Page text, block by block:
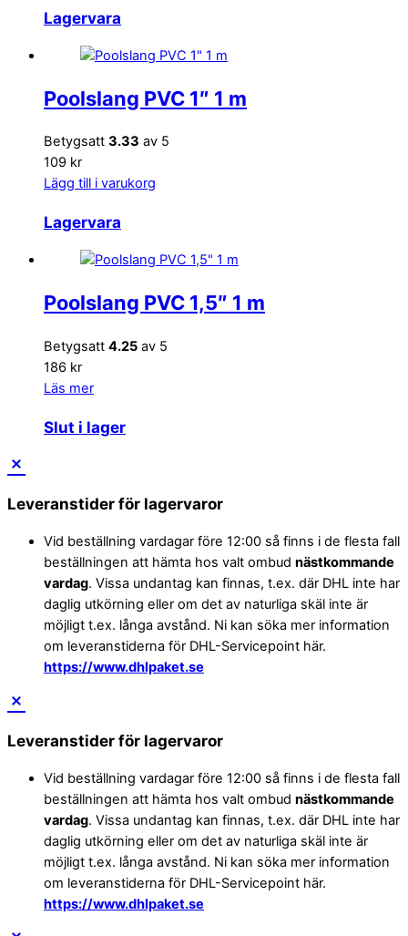
Lagervara
Poolslang PVC 1″ 1 m
Betygsatt 3.33 av 5
109 kr
Lägg till i varukorg
Lagervara
Poolslang PVC 1,5″ 1 m
Betygsatt 4.25 av 5
186 kr
Läs mer
Slut i lager
Leveranstider för lagervaror
Vid beställning vardagar före 12:00 så finns i de flesta fall
beställningen att hämta hos valt ombud nästkommande
vardag. Vissa undantag kan finnas, t.ex. där DHL inte har
daglig utkörning eller om det av naturliga skäl inte är
möjligt t.ex. långa avstånd. Ni kan söka mer information
om leveranstiderna för DHL-Servicepoint här.
https://www.dhlpaket.se
Leveranstider för lagervaror
Vid beställning vardagar före 12:00 så finns i de flesta fall
beställningen att hämta hos valt ombud nästkommande
vardag. Vissa undantag kan finnas, t.ex. där DHL inte har
daglig utkörning eller om det av naturliga skäl inte är
möjligt t.ex. långa avstånd. Ni kan söka mer information
om leveranstiderna för DHL-Servicepoint här.
https://www.dhlpaket.se